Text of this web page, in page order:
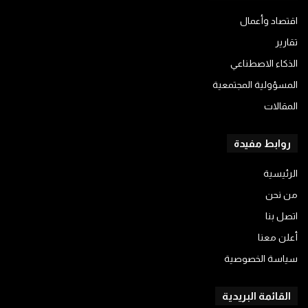
اقتصاد وأعمال
تقارير
الذكاء الاصطناعي
المسؤولية المجتمعية
المقالات
روابط مفيدة
الرئيسية
من نحن
اتصل بنا
أعلن معنا
سياسة الخصوصية
القائمة البريدية